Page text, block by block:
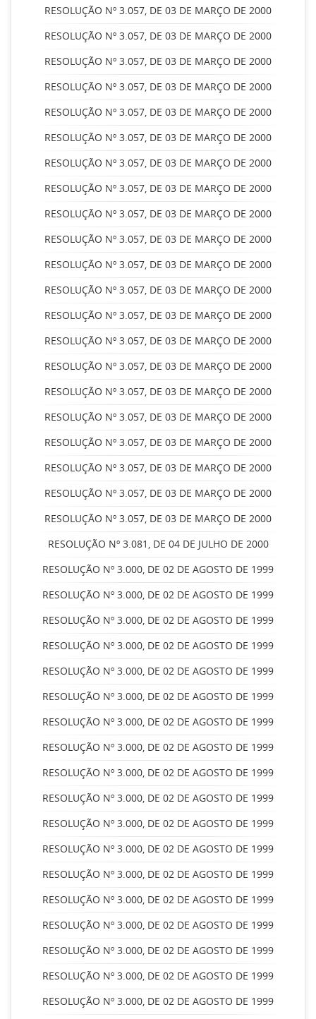
RESOLUÇÃO Nº 3.057, DE 03 DE MARÇO DE 2000
RESOLUÇÃO Nº 3.057, DE 03 DE MARÇO DE 2000
RESOLUÇÃO Nº 3.057, DE 03 DE MARÇO DE 2000
RESOLUÇÃO Nº 3.057, DE 03 DE MARÇO DE 2000
RESOLUÇÃO Nº 3.057, DE 03 DE MARÇO DE 2000
RESOLUÇÃO Nº 3.057, DE 03 DE MARÇO DE 2000
RESOLUÇÃO Nº 3.057, DE 03 DE MARÇO DE 2000
RESOLUÇÃO Nº 3.057, DE 03 DE MARÇO DE 2000
RESOLUÇÃO Nº 3.057, DE 03 DE MARÇO DE 2000
RESOLUÇÃO Nº 3.057, DE 03 DE MARÇO DE 2000
RESOLUÇÃO Nº 3.057, DE 03 DE MARÇO DE 2000
RESOLUÇÃO Nº 3.057, DE 03 DE MARÇO DE 2000
RESOLUÇÃO Nº 3.057, DE 03 DE MARÇO DE 2000
RESOLUÇÃO Nº 3.057, DE 03 DE MARÇO DE 2000
RESOLUÇÃO Nº 3.057, DE 03 DE MARÇO DE 2000
RESOLUÇÃO Nº 3.057, DE 03 DE MARÇO DE 2000
RESOLUÇÃO Nº 3.057, DE 03 DE MARÇO DE 2000
RESOLUÇÃO Nº 3.057, DE 03 DE MARÇO DE 2000
RESOLUÇÃO Nº 3.057, DE 03 DE MARÇO DE 2000
RESOLUÇÃO Nº 3.057, DE 03 DE MARÇO DE 2000
RESOLUÇÃO Nº 3.057, DE 03 DE MARÇO DE 2000
RESOLUÇÃO Nº 3.081, DE 04 DE JULHO DE 2000
RESOLUÇÃO Nº 3.000, DE 02 DE AGOSTO DE 1999
RESOLUÇÃO Nº 3.000, DE 02 DE AGOSTO DE 1999
RESOLUÇÃO Nº 3.000, DE 02 DE AGOSTO DE 1999
RESOLUÇÃO Nº 3.000, DE 02 DE AGOSTO DE 1999
RESOLUÇÃO Nº 3.000, DE 02 DE AGOSTO DE 1999
RESOLUÇÃO Nº 3.000, DE 02 DE AGOSTO DE 1999
RESOLUÇÃO Nº 3.000, DE 02 DE AGOSTO DE 1999
RESOLUÇÃO Nº 3.000, DE 02 DE AGOSTO DE 1999
RESOLUÇÃO Nº 3.000, DE 02 DE AGOSTO DE 1999
RESOLUÇÃO Nº 3.000, DE 02 DE AGOSTO DE 1999
RESOLUÇÃO Nº 3.000, DE 02 DE AGOSTO DE 1999
RESOLUÇÃO Nº 3.000, DE 02 DE AGOSTO DE 1999
RESOLUÇÃO Nº 3.000, DE 02 DE AGOSTO DE 1999
RESOLUÇÃO Nº 3.000, DE 02 DE AGOSTO DE 1999
RESOLUÇÃO Nº 3.000, DE 02 DE AGOSTO DE 1999
RESOLUÇÃO Nº 3.000, DE 02 DE AGOSTO DE 1999
RESOLUÇÃO Nº 3.000, DE 02 DE AGOSTO DE 1999
RESOLUÇÃO Nº 3.000, DE 02 DE AGOSTO DE 1999